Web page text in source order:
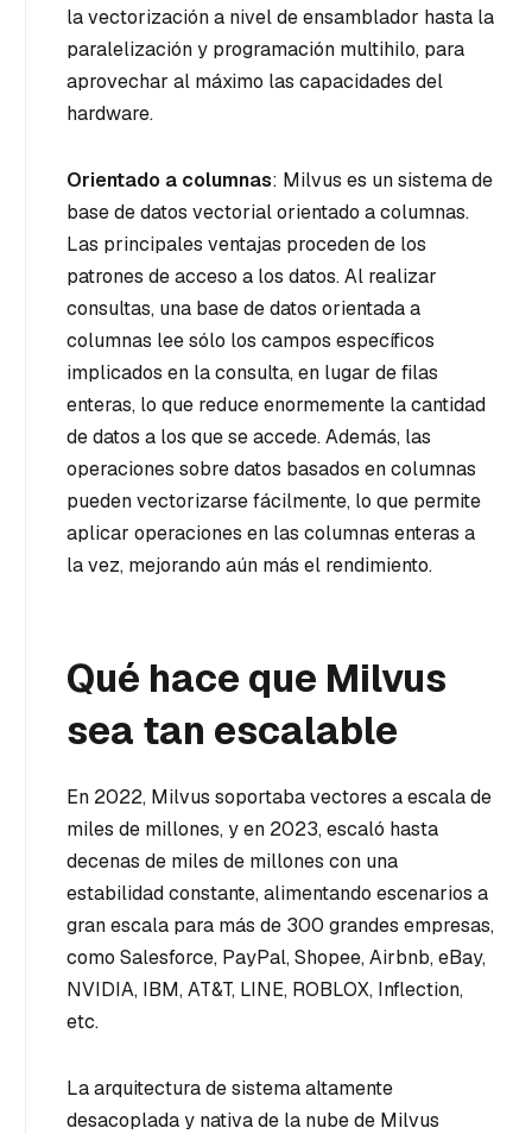
la vectorización a nivel de ensamblador hasta la
paralelización y programación multihilo, para
aprovechar al máximo las capacidades del
hardware.
Orientado a columnas: Milvus es un sistema de
base de datos vectorial orientado a columnas.
Las principales ventajas proceden de los
patrones de acceso a los datos. Al realizar
consultas, una base de datos orientada a
columnas lee sólo los campos específicos
implicados en la consulta, en lugar de filas
enteras, lo que reduce enormemente la cantidad
de datos a los que se accede. Además, las
operaciones sobre datos basados en columnas
pueden vectorizarse fácilmente, lo que permite
aplicar operaciones en las columnas enteras a
la vez, mejorando aún más el rendimiento.
Qué hace que Milvus
sea tan escalable
En 2022, Milvus soportaba vectores a escala de
miles de millones, y en 2023, escaló hasta
decenas de miles de millones con una
estabilidad constante, alimentando escenarios a
gran escala para más de 300 grandes empresas,
como Salesforce, PayPal, Shopee, Airbnb, eBay,
NVIDIA, IBM, AT&T, LINE, ROBLOX, Inflection,
etc.
La arquitectura de sistema altamente
desacoplada y nativa de la nube de Milvus